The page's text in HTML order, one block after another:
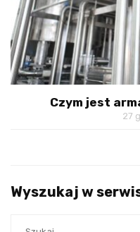
Czym jest
27
Wyszukaj w